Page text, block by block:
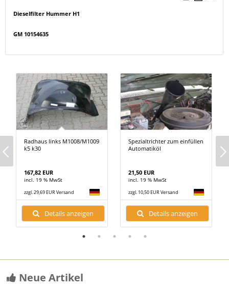
Dieselfilter Hummer H1
GM 10154635
Radhaus links M1008/M1009
k5 k30
167,82 EUR
incl. 19 % MwSt
zzgl. 29,69 EUR Versand
Details anzeigen
Spezialtrichter zum einfüllen
Automatiköl
21,50 EUR
incl. 19 % MwSt
zzgl. 10,50 EUR Versand
Details anzeigen
Neue Artikel